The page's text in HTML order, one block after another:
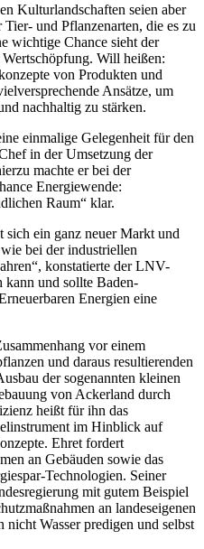
Kulturlandschaften seien aber
und Pflanzenarten, die es zu
wichtige Chance sieht der
Will heißen:
von Produkten und
Ansätze, um
nachhaltig zu stärken.
einmalige Gelegenheit für den
in der Umsetzung der
machte er bei der
Energiewende:
Raum“ klar.
ein ganz neuer Markt und
bei der industriellen
konstatierte der LNV-
kann und sollte Baden-
Energien eine
vor einem
und daraus resultierenden
der sogenannten kleinen
von Ackerland durch
heißt für ihn das
im Hinblick auf
Ehret fordert
an Gebäuden sowie das
Technologien. Seiner
mit gutem Beispiel
an landeseigenen
Wasser predigen und selbst